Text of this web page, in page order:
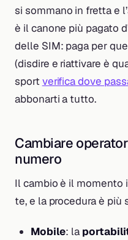
si sommano in fretta e
è il canone più pagato
delle SIM: paga per
(disdire e riattivare è
sport verifica dove
abbonarti a tutto.
Cambiare
numero
Il cambio è il momento
te, e la procedura è
Mobile: la